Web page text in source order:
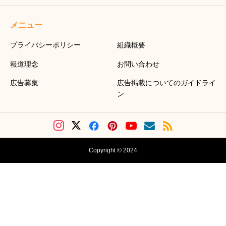
メニュー
プライバシーポリシー 組織概要
報道理念 お問い合わせ
広告募集
広告掲載についてのガイドライ
ン
Copyright © 2024